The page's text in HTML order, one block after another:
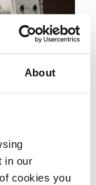
About
in our
cookies you